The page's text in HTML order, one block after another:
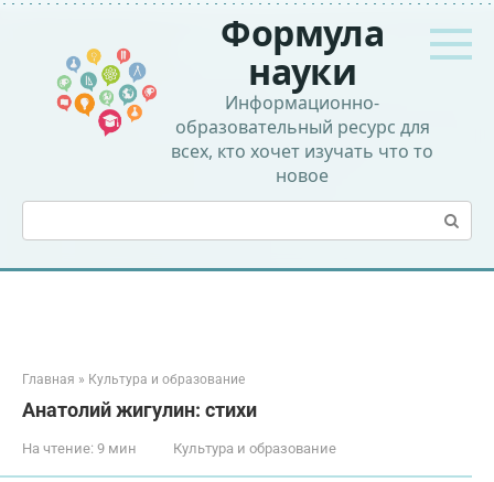
Перейти
контенту
Формула
науки
Информационно-
образовательный ресурс для
всех, кто хочет изучать что то
новое
Поиск:
Главная » Культура и образование
Анатолий жигулин: стихи
На чтение: 9 мин Культура и образование